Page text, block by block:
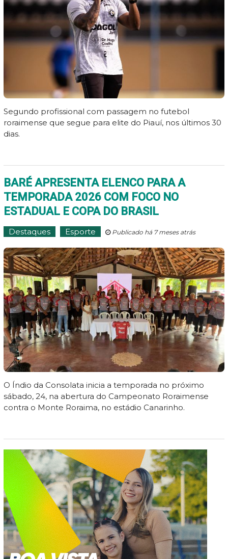
Segundo profissional com passagem no futebol
roraimense que segue para elite do Piauí, nos últimos 30
dias.
BARÉ APRESENTA ELENCO PARA A
TEMPORADA 2026 COM FOCO NO
ESTADUAL E COPA DO BRASIL
Destaques Esporte Publicado há 7 meses atrás
O Índio da Consolata inicia a temporada no próximo
sábado, 24, na abertura do Campeonato Roraimense
contra o Monte Roraima, no estádio Canarinho.